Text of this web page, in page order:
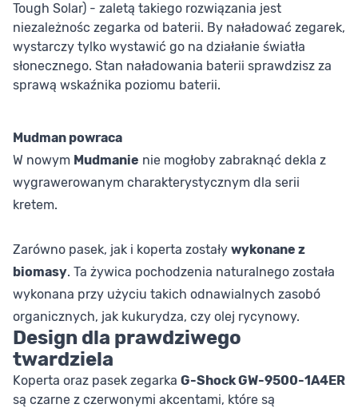
Tough Solar) - zaletą takiego rozwiązania jest
niezależnośc zegarka od baterii. By naładować zegarek,
wystarczy tylko wystawić go na działanie światła
słonecznego. Stan naładowania baterii sprawdzisz za
sprawą wskaźnika poziomu baterii.
Mudman powraca
W nowym Mudmanie nie mogłoby zabraknąć dekla z
wygrawerowanym charakterystycznym dla serii
kretem.
Zarówno pasek, jak i koperta zostały wykonane z
biomasy. Ta żywica pochodzenia naturalnego została
wykonana przy użyciu takich odnawialnych zasobó
organicznych, jak kukurydza, czy olej rycynowy.
Design dla prawdziwego
twardziela
Koperta oraz pasek zegarka G-Shock GW-9500-1A4ER
są czarne z czerwonymi akcentami, które są